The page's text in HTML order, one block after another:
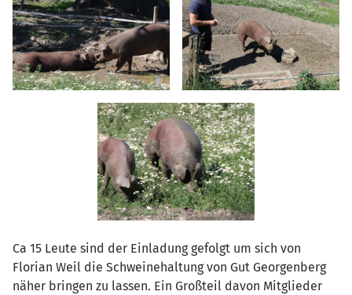
Ca 15 Leute sind der Einladung gefolgt um sich von
Florian Weil die Schweinehaltung von Gut Georgenberg
näher bringen zu lassen. Ein Großteil davon Mitglieder